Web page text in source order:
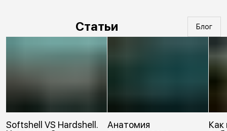
Статьи Блог
Softshell VS Hardshell.
Анатомия
Как